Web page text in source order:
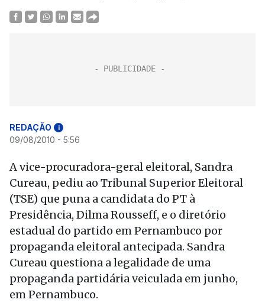
REDAÇÃO i
09/08/2010 - 5:56
A vice-procuradora-geral eleitoral, Sandra
Cureau, pediu ao Tribunal Superior Eleitoral
(TSE) que puna a candidata do PT à
Presidência, Dilma Rousseff, e o diretório
estadual do partido em Pernambuco por
propaganda eleitoral antecipada. Sandra
Cureau questiona a legalidade de uma
propaganda partidária veiculada em junho,
em Pernambuco.